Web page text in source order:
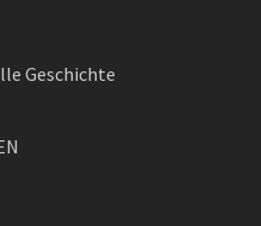
Geschichte